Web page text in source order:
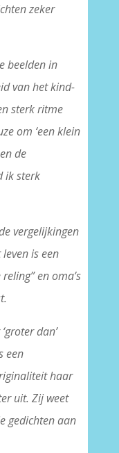
zeker
beelden in
van het kind-
sterk ritme
om ‘een klein
de
ik sterk
vergelijkingen
is een
en oma’s
dan’
een
haar
uit. Zij weet
gedichten aan